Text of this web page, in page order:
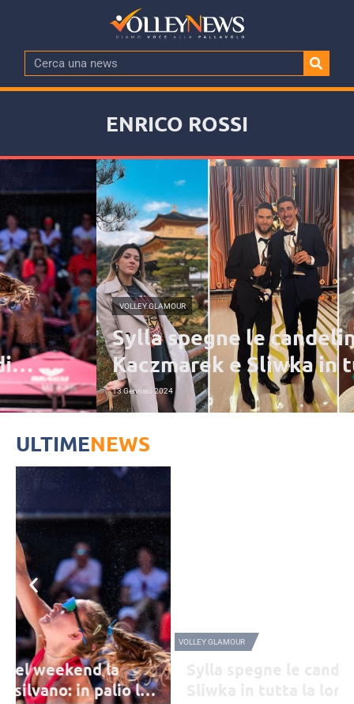
ENRICO ROSSI
VOLLEY GLAMOUR
Sylla spegne le candeline,
Kaczmarek e Sliwka in tutta la
loro eleganza…
13 Gennaio 2024
ULTIMENEWS
VOLLEY GLAMOUR
Sylla spegne le candeline, Kaczmarek e
Sliwka in tutta la loro eleganza…